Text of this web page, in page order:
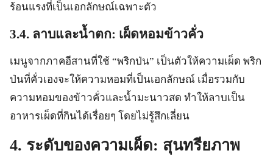
ร้อนแรงที่เป็นเอกลักษณ์เฉพาะตัว
3.4. ลาบและน้ำตก: เผ็ดหอมข้าวคั่ว
เมนูจากภาคอีสานที่ใช้ “พริกป่น” เป็นตัวให้ความเผ็ด พริก
ป่นที่คั่วเองจะให้ความหอมที่เป็นเอกลักษณ์ เมื่อรวมกับ
ความหอมของข้าวคั่วและน้ำมะนาวสด ทำให้ลาบเป็น
อาหารเผ็ดที่กินได้เรื่อยๆ โดยไม่รู้สึกเลี่ยน
4. ระดับของความเผ็ด: สุนทรียภาพ